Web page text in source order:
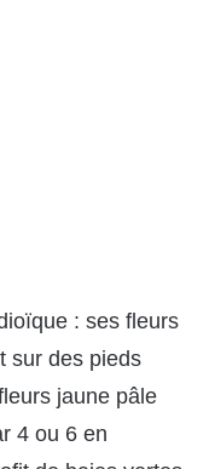
: ses fleurs
sur des pieds
jaune pâle
4 ou 6 en